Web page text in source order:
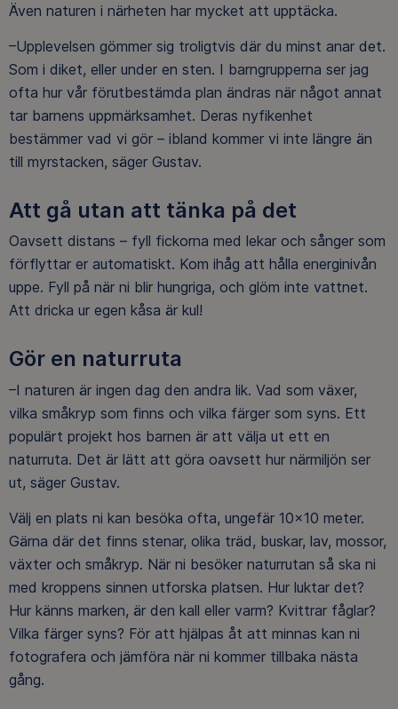
Även naturen i närheten har mycket att upptäcka.
–Upplevelsen gömmer sig troligtvis där du minst anar det.
Som i diket, eller under en sten. I barngrupperna ser jag
ofta hur vår förutbestämda plan ändras när något annat
tar barnens uppmärksamhet. Deras nyfikenhet
bestämmer vad vi gör – ibland kommer vi inte längre än
till myrstacken, säger Gustav.
Att gå utan att tänka på det
Oavsett distans – fyll fickorna med lekar och sånger som
förflyttar er automatiskt. Kom ihåg att hålla energinivån
uppe. Fyll på när ni blir hungriga, och glöm inte vattnet.
Att dricka ur egen kåsa är kul!
Gör en naturruta
–I naturen är ingen dag den andra lik. Vad som växer,
vilka småkryp som finns och vilka färger som syns. Ett
populärt projekt hos barnen är att välja ut ett en
naturruta. Det är lätt att göra oavsett hur närmiljön ser
ut, säger Gustav.
Välj en plats ni kan besöka ofta, ungefär 10x10 meter.
Gärna där det finns stenar, olika träd, buskar, lav, mossor,
växter och småkryp. När ni besöker naturrutan så ska ni
med kroppens sinnen utforska platsen. Hur luktar det?
Hur känns marken, är den kall eller varm? Kvittrar fåglar?
Vilka färger syns? För att hjälpas åt att minnas kan ni
fotografera och jämföra när ni kommer tillbaka nästa
gång.